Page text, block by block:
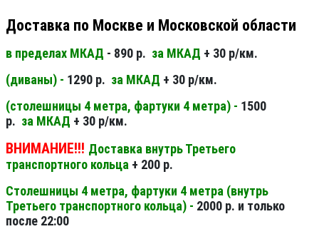
Доставка по Москве и Московской области
в пределах МКАД - 890 р. за МКАД + 30 р/км.
(диваны) - 1290 р. за МКАД + 30 р/км.
(столешницы 4 метра, фартуки 4 метра) - 1500
р. за МКАД + 30 р/км.
ВНИМАНИЕ!!! Доставка внутрь Третьего
транспортного кольца + 200 р.
Столешницы 4 метра, фартуки 4 метра (внутрь
Третьего транспортного кольца) - 2000 р. и только
после 22:00